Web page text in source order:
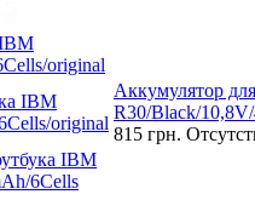
original
Аккумулятор
R30/Black/
815 грн.
IBM
6Cells